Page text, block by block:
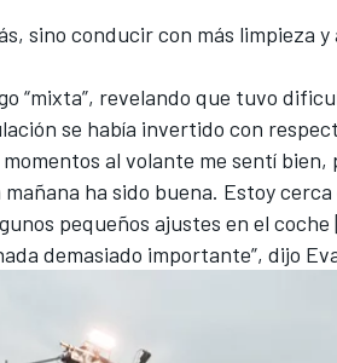
sino conducir con más limpieza y
“mixta”, revelando que tuvo
se había invertido con
al volante me sentí
ha sido buena. Estoy
pequeños ajustes en el
demasiado importante”, dijo